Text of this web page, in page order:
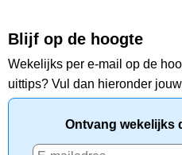
Blijf op de hoogte
Wekelijks per e-mail op de
uittips? Vul dan hieronder
Ontvang wekelijks